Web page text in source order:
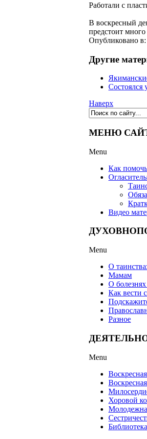
Работали с
В воскресный
предстоит
Опубликовано в:
Другие
Состоялся
Наверх
МЕНЮ
Menu
Как
Видео
Menu
О
Мамам
О болезнях
Как вести
Разное
Menu
Хоровой
Библиотека